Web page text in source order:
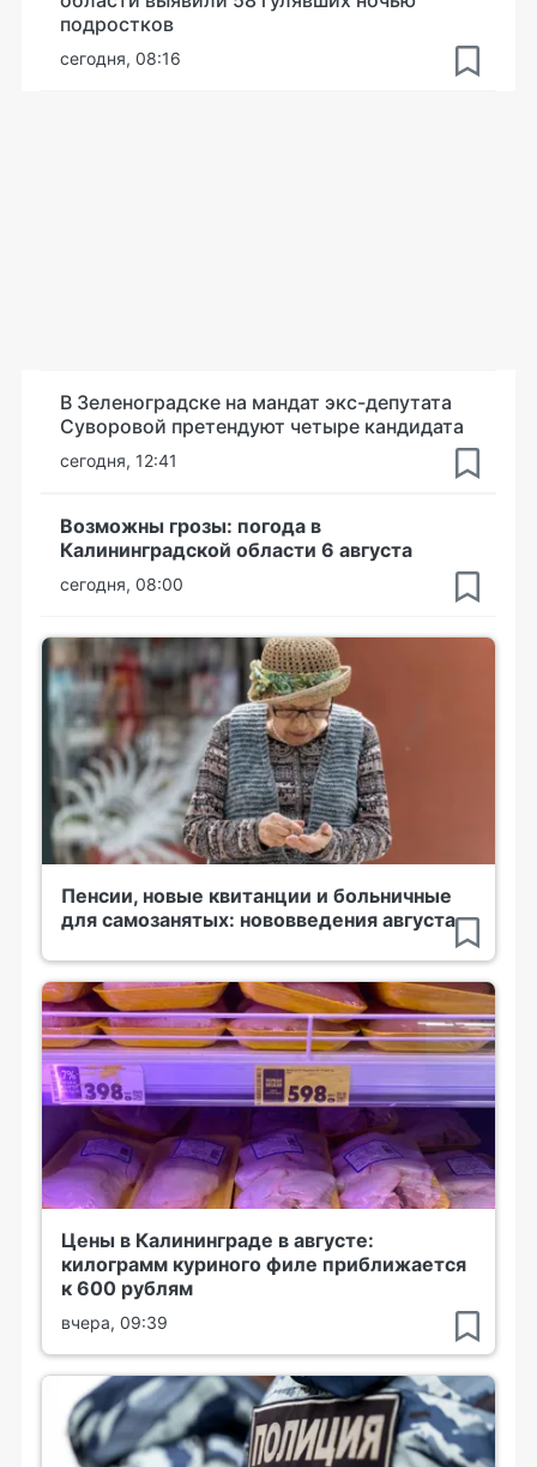
подростков
сегодня, 08:16
В Зеленоградске на мандат экс-депутата
Суворовой претендуют четыре кандидата
сегодня, 12:41
Возможны грозы: погода в
Калининградской области 6 августа
сегодня, 08:00
Пенсии, новые квитанции и больничные
для самозанятых: нововведения августа
Цены в Калининграде в августе:
килограмм куриного филе приближается
к 600 рублям
вчера, 09:39